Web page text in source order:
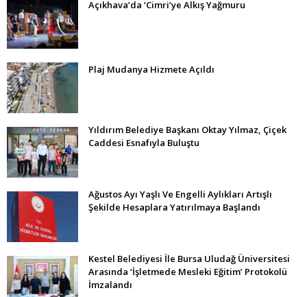
Açıkhava’da ‘Cimri’ye Alkış Yağmuru
Plaj Mudanya Hizmete Açıldı
Yıldırım Belediye Başkanı Oktay Yılmaz, Çiçek
Caddesi Esnafıyla Buluştu
Ağustos Ayı Yaşlı Ve Engelli Aylıkları Artışlı
Şekilde Hesaplara Yatırılmaya Başlandı
Kestel Belediyesi İle Bursa Uludağ Üniversitesi
Arasında ‘İşletmede Mesleki Eğitim’ Protokolü
İmzalandı